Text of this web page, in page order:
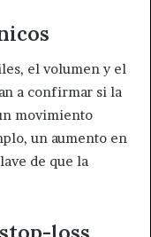
el volumen y el
a confirmar si la
movimiento
un aumento en
de que la